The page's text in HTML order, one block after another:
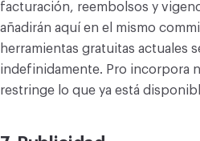
facturación, reembolsos y
añadirán aquí en el mismo
herramientas gratuitas actuales
indefinidamente. Pro incorpora
restringe lo que ya está